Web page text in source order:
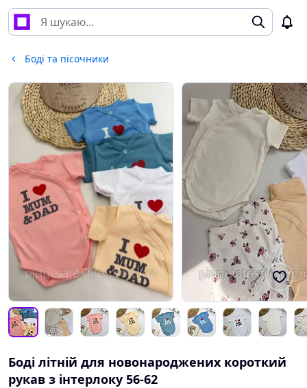
Боді та пісочники
Боді літній для новонароджених короткий
рукав з інтерлоку 56-62